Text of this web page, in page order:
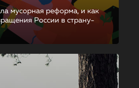
мусорная реформа, и как
России в страну-